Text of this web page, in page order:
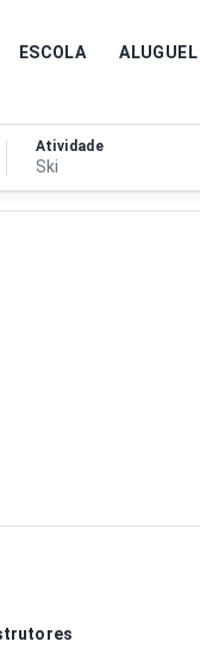
ESCOLA ALUGUEL
Atividade
Ski